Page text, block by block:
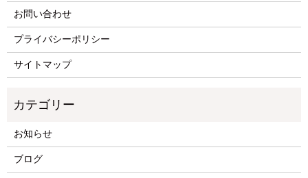
お問い合わせ
プライバシーポリシー
サイトマップ
お知らせ
ブログ